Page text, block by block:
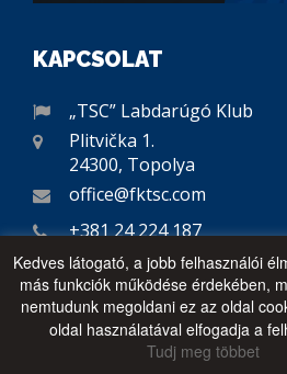
KAPCSOLAT
„TSC” Labdarúgó Klub
Plitvička 1.
24300, Topolya
office@fktsc.com
+381 24 224 187
FŐTÁMOGATÓ
Kedves látogató, a jobb felhasználói
más funkciók működése érdekében,
nemtudunk megoldani ez az oldal
oldal használatával elfogadja a
Tudj meg többet